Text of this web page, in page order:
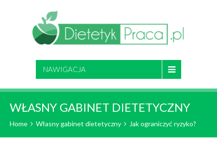
NAWIGACJA
WŁASNY GABINET DIETETYCZNY
Home Własny gabinet dietetyczny Jak ograniczyć ryzyko?